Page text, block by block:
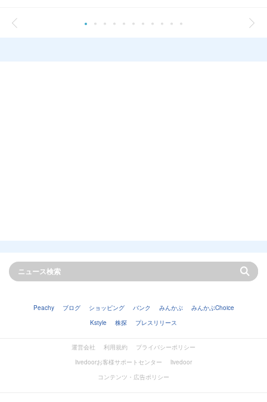
Peachy ブログ ショッピング バンク みんかぶ
みんかぶChoice
Kstyle
株探 プレスリリース
運営会社 利用規約
プライバシーポリシー
livedoorお客様サポートセンター
livedoor
コンテンツ・広告ポリシー